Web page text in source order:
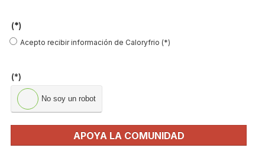
Consejos para ahorrar con el aire
¿Cómo detectar el gas radón? Medición y
soluciones
Haier Perla Premium S: Confort, eficiencia y
(*)
Acepto recibir información de Caloryfrio (*)
(*)
No soy un robot
APOYA LA COMUNIDAD